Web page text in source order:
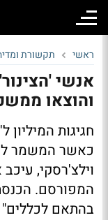
ראשי תקשורת
אנשי
והוצאו
חגיגות המיליון
כאשר המשמר
וילצ'רסקי,
המפורסם.
בהתאם לכללים"